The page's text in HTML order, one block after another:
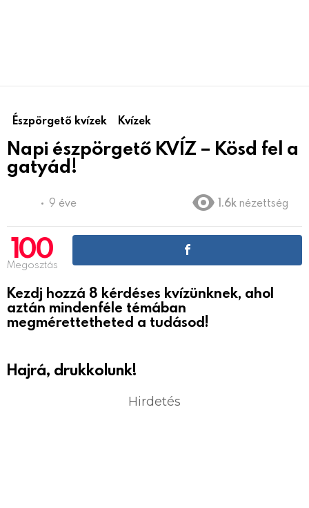
Észpörgető kvízek Kvízek
Napi észpörgető KVÍZ – Kösd fel a
gatyád!
9 éve 1.6k nézettség
100
Megosztás
Kezdj hozzá 8 kérdéses kvízünknek, ahol
aztán mindenféle témában
megmérettetheted a tudásod!
Hajrá, drukkolunk!
Hirdetés